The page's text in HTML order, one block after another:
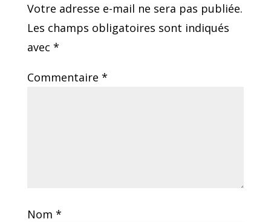
Votre adresse e-mail ne sera pas publiée.
Les champs obligatoires sont indiqués
avec *
Commentaire *
Nom *